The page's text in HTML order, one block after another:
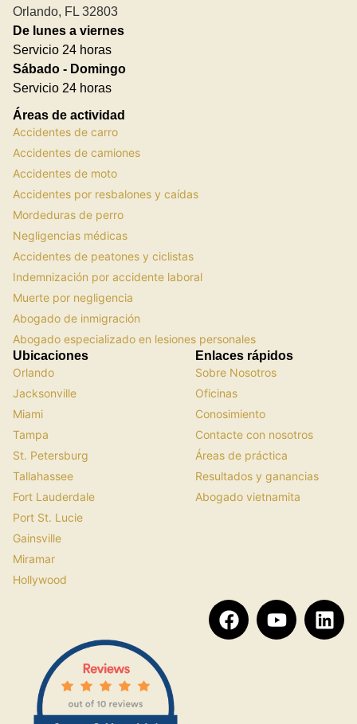
Orlando, FL 32803
De lunes a viernes
Servicio 24 horas
Sábado - Domingo
Servicio 24 horas
Áreas de actividad
Accidentes de carro
Accidentes de camiones
Accidentes de moto
Accidentes por resbalones y caídas
Mordeduras de perro
Negligencias médicas
Accidentes de peatones y ciclistas
Indemnización por accidente laboral
Muerte por negligencia
Abogado de inmigración
Abogado especializado en lesiones personales
Ubicaciones
Orlando
Jacksonville
Miami
Tampa
St. Petersburg
Tallahassee
Fort Lauderdale
Port St. Lucie
Gainsville
Miramar
Hollywood
Enlaces rápidos
Sobre Nosotros
Oficinas
Conosimiento
Contacte con nosotros
Áreas de práctica
Resultados y ganancias
Abogado vietnamita